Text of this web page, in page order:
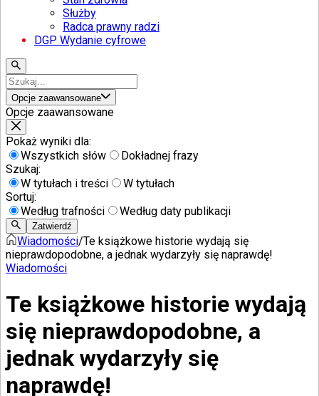
Służby
Radca prawny radzi
DGP Wydanie cyfrowe
Opcje zaawansowane
Opcje zaawansowane
Pokaż wyniki dla:
Wszystkich słów
Dokładnej frazy
Szukaj:
W tytułach i treści
W tytułach
Sortuj:
Według trafności
Według daty publikacji
Zatwierdź
Wiadomości/Te książkowe historie wydają się
nieprawdopodobne, a jednak wydarzyły się naprawdę!
Wiadomości
Te książkowe historie wydają
się nieprawdopodobne, a
jednak wydarzyły się
naprawdę!